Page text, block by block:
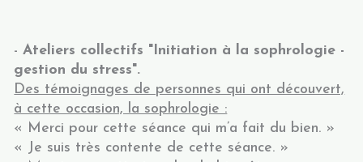
-Ateliers collectifs "Initiation à la sophrologie -
gestion du stress".
Des témoignages de personnes qui ont découvert,
à cette occasion, la sophrologie :
« Merci pour cette séance qui m’a fait du bien. »
« Je suis très contente de cette séance. »